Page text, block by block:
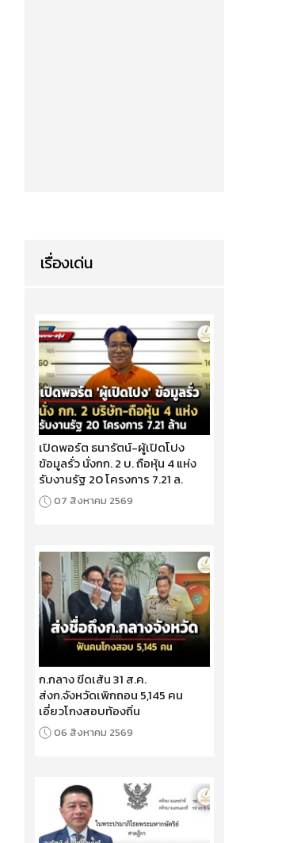
เรื่องเด่น
เปิดพอร์ต ธนารัตน์-ผู้เปิดโปง
ข้อมูลรั่ว นั่งกก. 2 บ. ถือหุ้น 4 แห่ง
รับงานรัฐ 20 โครงการ 7.21 ล.
07 สิงหาคม 2569
ก.กลาง ขีดเส้น 31 ส.ค.
ส่งก.จังหวัดเพิกถอน 5,145 คน
เอี่ยวโกงสอบท้องถิ่น
06 สิงหาคม 2569